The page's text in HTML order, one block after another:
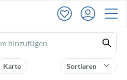
Sortieren
Karte